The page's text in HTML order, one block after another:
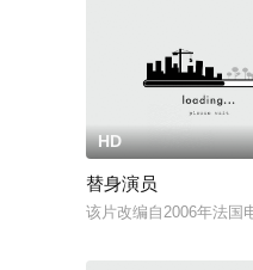
HD
替身演员
该片改编自2006年法国